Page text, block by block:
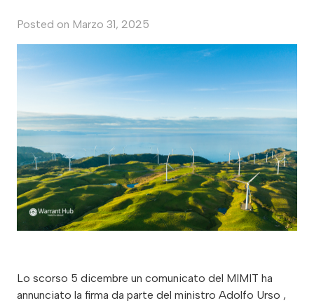
Posted on Marzo 31, 2025
Lo scorso 5 dicembre un comunicato del MIMIT ha
annunciato la firma da parte del ministro Adolfo Urso ,